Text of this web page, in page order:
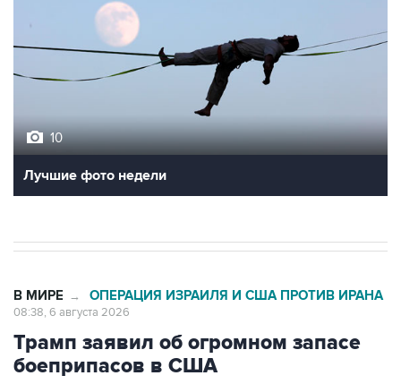
10
Лучшие фото недели
В МИРЕ → ОПЕРАЦИЯ ИЗРАИЛЯ И США ПРОТИВ ИРАНА
08:38, 6 августа 2026
Трамп заявил об огромном запасе
боеприпасов в США